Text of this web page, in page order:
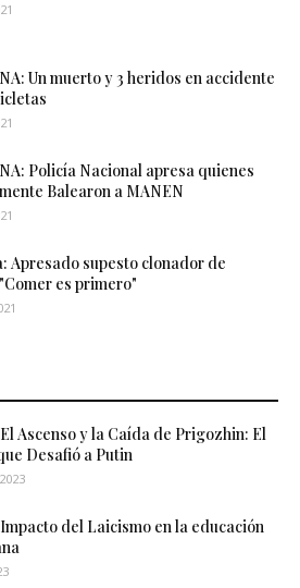
Un muerto y 3 heridos en accidente
Policía Nacional apresa quienes
Balearon a MANEN
Apresado supesto clonador de
es primero"
Ascenso y la Caída de Prigozhin: El
Desafió a Putin
del Laicismo en la educación